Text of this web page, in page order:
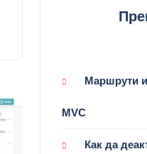
Маршрути
MVC
Как да